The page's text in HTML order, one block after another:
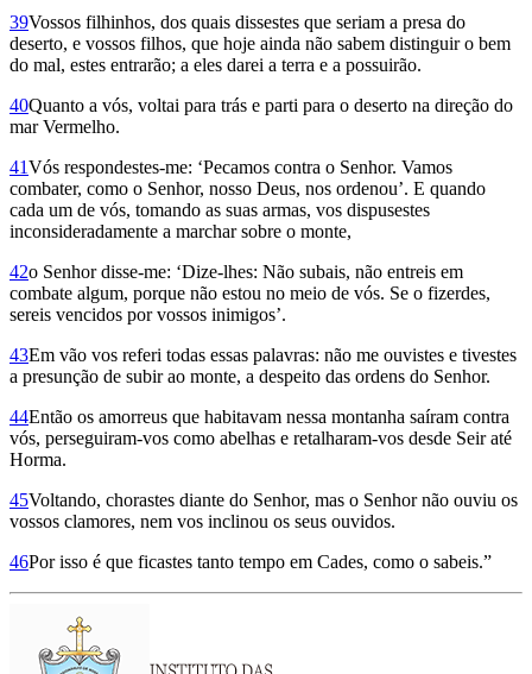
39Vossos filhinhos, dos quais dissestes que seriam a presa do
deserto, e vossos filhos, que hoje ainda não sabem distinguir o bem
do mal, estes entrarão; a eles darei a terra e a possuirão.
40Quanto a vós, voltai para trás e parti para o deserto na direção do
mar Vermelho.
41Vós respondestes-me: ‘Pecamos contra o Senhor. Vamos
combater, como o Senhor, nosso Deus, nos ordenou’. E quando
cada um de vós, tomando as suas armas, vos dispusestes
inconsideradamente a marchar sobre o monte,
42o Senhor disse-me: ‘Dize-lhes: Não subais, não entreis em
combate algum, porque não estou no meio de vós. Se o fizerdes,
sereis vencidos por vossos inimigos’.
43Em vão vos referi todas essas palavras: não me ouvistes e tivestes
a presunção de subir ao monte, a despeito das ordens do Senhor.
44Então os amorreus que habitavam nessa montanha saíram contra
vós, perseguiram-vos como abelhas e retalharam-vos desde Seir até
Horma.
45Voltando, chorastes diante do Senhor, mas o Senhor não ouviu os
vossos clamores, nem vos inclinou os seus ouvidos.
46Por isso é que ficastes tanto tempo em Cades, como o sabeis.”